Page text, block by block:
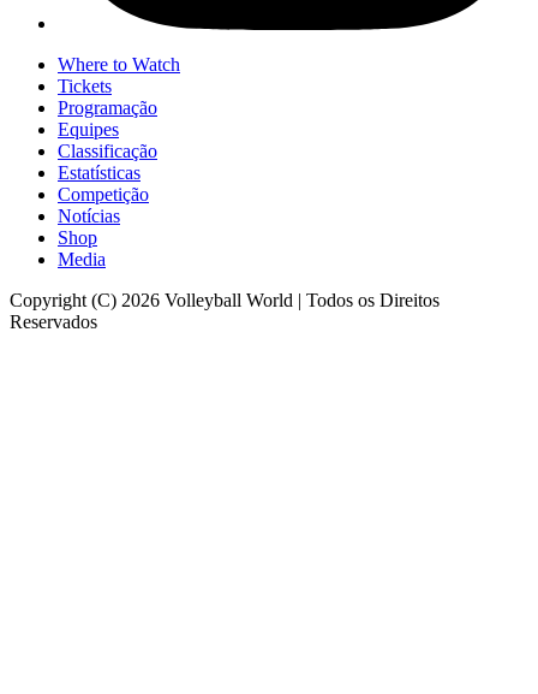
Where to Watch
Tickets
Programação
Equipes
Classificação
Estatísticas
Competição
Notícias
Shop
Media
Copyright (C) 2026 Volleyball World | Todos os Direitos
Reservados